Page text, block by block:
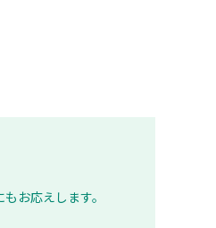
お応えします。